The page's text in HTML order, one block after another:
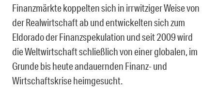
Finanzmärkte koppelten sich in irrwitziger Weise von
der Realwirtschaft ab und entwickelten sich zum
Eldorado der Finanzspekulation und seit 2009 wird
die Weltwirtschaft schließlich von einer globalen, im
Grunde bis heute andauernden Finanz- und
Wirtschaftskrise heimgesucht.